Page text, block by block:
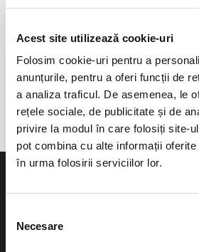
Acest site utilizează cookie-uri
Folosim cookie-uri pentru a
anunțurile, pentru a oferi funcții de
a analiza traficul. De asemenea, le
rețele sociale, de publicitate și de
privire la modul în care folosiți site-
pot combina cu alte informații
în urma folosirii serviciilor lor.
consimțământului
Necesare
anunta-ma pe email cand apare urmatorul eveniment la
Sighisoara
Evenimente